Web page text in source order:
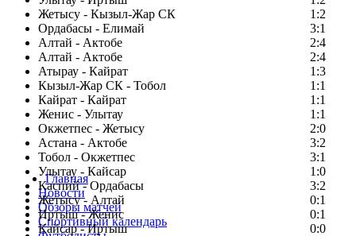
Жетысу - Кызыл-Жар СК
1:2
Ордабасы - Елимай
3:1
Алтай - Актобе
2:4
Алтай - Актобе
2:4
Атырау - Кайрат
1:3
Кызыл-Жар СК - Тобол
1:1
Кайрат - Кайрат
1:1
Женис - Улытау
1:1
Окжетпес - Жетысу
2:0
Астана - Актобе
3:2
Тобол - Окжетпес
3:1
Улытау - Кайсар
1:0
Каспий - Ордабасы
3:2
Жетысу - Алтай
0:1
Иртыш - Женис
0:1
Кайсар - Иртыш
0:0
Главная
Новости
Обзоры матчей
Спортивный календарь